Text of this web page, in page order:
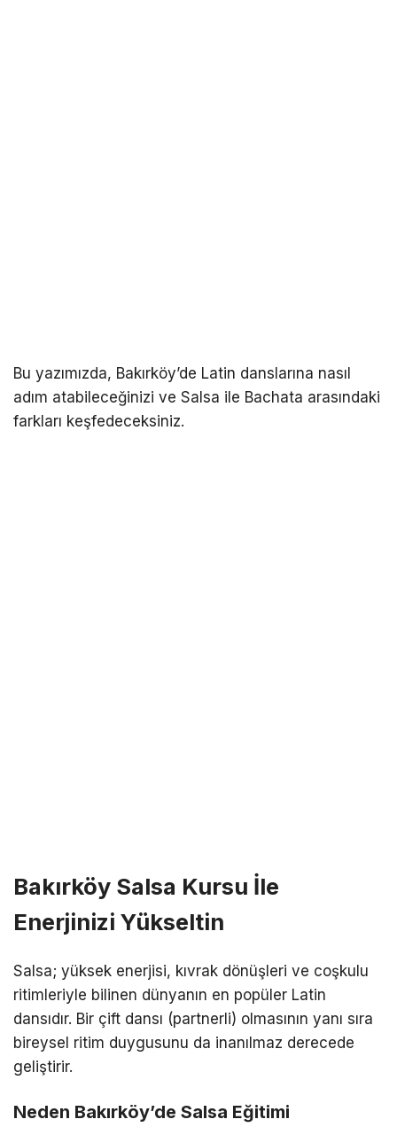
Bu yazımızda, Bakırköy’de Latin danslarına nasıl
adım atabileceğinizi ve Salsa ile Bachata arasındaki
farkları keşfedeceksiniz.
Bakırköy Salsa Kursu İle
Enerjinizi Yükseltin
Salsa; yüksek enerjisi, kıvrak dönüşleri ve coşkulu
ritimleriyle bilinen dünyanın en popüler Latin
dansıdır. Bir çift dansı (partnerli) olmasının yanı sıra
bireysel ritim duygusunu da inanılmaz derecede
geliştirir.
Neden Bakırköy’de Salsa Eğitimi